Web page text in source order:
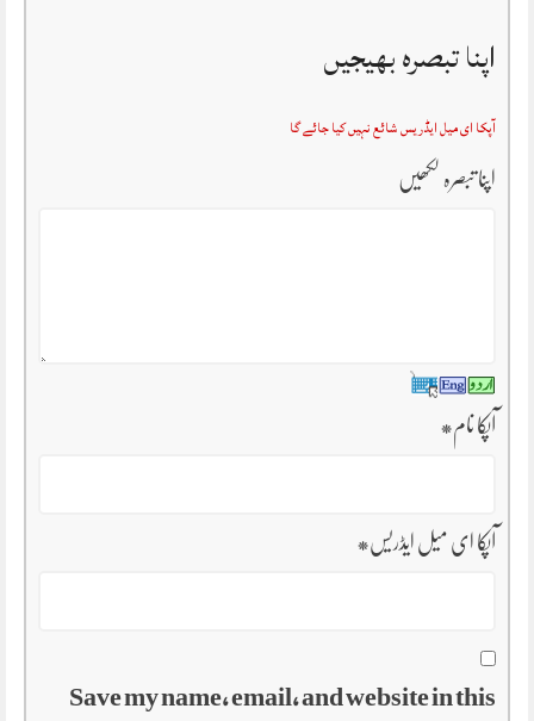
اپنا تبصرہ بھیجیں
آپکا ای میل ایڈریس شائع نہیں کیا جائے گا
اپنا تبصرہ لکھیں
آپکا نام*
آپکا ای میل ایڈریس*
Save my name, email, and website in this